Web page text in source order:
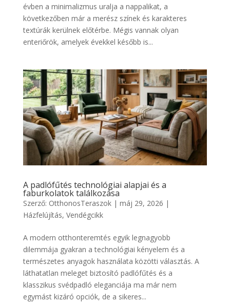
évben a minimalizmus uralja a nappalikat, a
következőben már a merész színek és karakteres
textúrák kerülnek előtérbe. Mégis vannak olyan
enteriőrök, amelyek évekkel később is...
A padlófűtés technológiai alapjai és a
faburkolatok találkozása
Szerző: OtthonosTeraszok| máj 29, 2026 |
Házfelújítás, Vendégcikk
A modern otthonteremtés egyik legnagyobb
dilemmája gyakran a technológiai kényelem és a
természetes anyagok használata közötti választás. A
láthatatlan meleget biztosító padlófűtés és a
klasszikus svédpadló eleganciája ma már nem
egymást kizáró opciók, de a sikeres...